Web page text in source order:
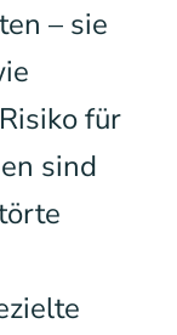
– sie
für
sind